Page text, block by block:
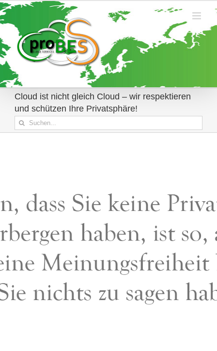
Zum
Inhalt
springen
Cloud ist nicht gleich Cloud – wir respektieren
und schützen Ihre Privatsphäre!
Suche
nach: